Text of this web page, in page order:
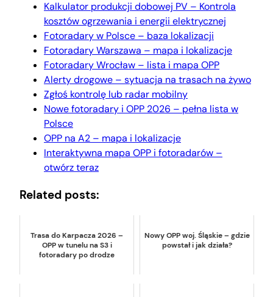
Kalkulator produkcji dobowej PV – Kontrola
kosztów ogrzewania i energii elektrycznej
Fotoradary w Polsce – baza lokalizacji
Fotoradary Warszawa – mapa i lokalizacje
Fotoradary Wrocław – lista i mapa OPP
Alerty drogowe – sytuacja na trasach na żywo
Zgłoś kontrolę lub radar mobilny
Nowe fotoradary i OPP 2026 – pełna lista w
Polsce
OPP na A2 – mapa i lokalizacje
Interaktywna mapa OPP i fotoradarów –
otwórz teraz
Related posts:
Trasa do Karpacza 2026 –
OPP w tunelu na S3 i
fotoradary po drodze
Nowy OPP woj. Śląskie – gdzie
powstał i jak działa?